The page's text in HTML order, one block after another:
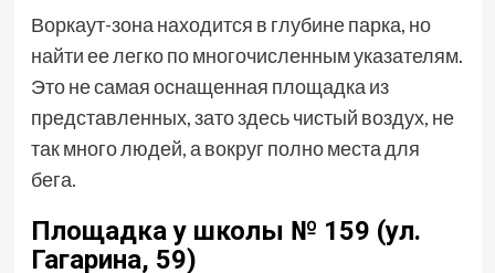
Воркаут-зона находится в глубине парка, но
найти ее легко по многочисленным указателям.
Это не самая оснащенная площадка из
представленных, зато здесь чистый воздух, не
так много людей, а вокруг полно места для
бега.
Площадка у школы № 159 (ул.
Гагарина, 59)